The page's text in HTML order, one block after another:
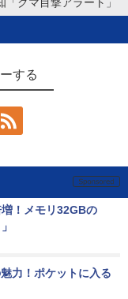
クマ目撃アラート」
する
！メモリ32GBの
力！ポケットに入る